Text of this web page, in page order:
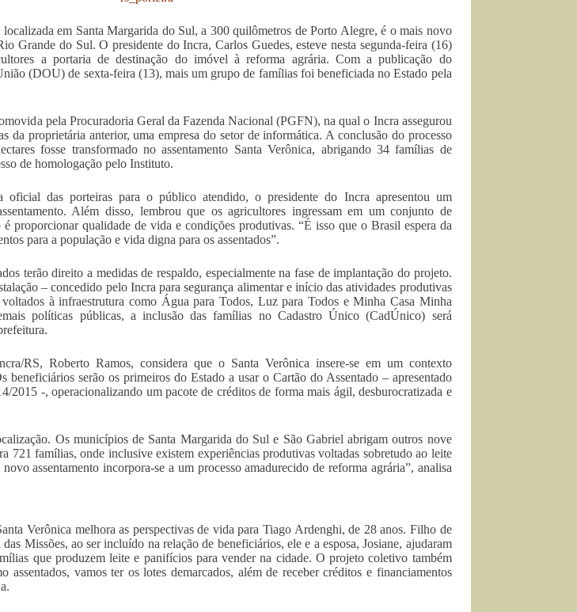
em Santa Margarida do Sul, a 300 quilômetros de Porto Alegre, é o mais novo
Grande do Sul. O presidente do Incra, Carlos Guedes, esteve nesta segunda-feira (16)
a portaria de destinação do imóvel à reforma agrária. Com a publicação do
(DOU) de sexta-feira (13), mais um grupo de famílias foi beneficiada no Estado pela
pela Procuradoria Geral da Fazenda Nacional (PGFN), na qual o Incra assegurou
da proprietária anterior, uma empresa do setor de informática. A conclusão do processo
fosse transformado no assentamento Santa Verônica, abrigando 34 famílias de
de homologação pelo Instituto.
oficial das porteiras para o público atendido, o presidente do Incra apresentou um
Além disso, lembrou que os agricultores ingressam em um conjunto de
proporcionar qualidade de vida e condições produtivas. “É isso que o Brasil espera da
para a população e vida digna para os assentados”.
terão direito a medidas de respaldo, especialmente na fase de implantação do projeto.
– concedido pelo Incra para segurança alimentar e início das atividades produtivas
voltados à infraestrutura como Água para Todos, Luz para Todos e Minha Casa Minha
políticas públicas, a inclusão das famílias no Cadastro Único (CadÚnico) será
RS, Roberto Ramos, considera que o Santa Verônica insere-se em um contexto
beneficiários serão os primeiros do Estado a usar o Cartão do Assentado – apresentado
2015 -, operacionalizando um pacote de créditos de forma mais ágil, desburocratizada e
Os municípios de Santa Margarida do Sul e São Gabriel abrigam outros nove
721 famílias, onde inclusive existem experiências produtivas voltadas sobretudo ao leite
assentamento incorpora-se a um processo amadurecido de reforma agrária”, analisa
Verônica melhora as perspectivas de vida para Tiago Ardenghi, de 28 anos. Filho de
Missões, ao ser incluído na relação de beneficiários, ele e a esposa, Josiane, ajudaram
que produzem leite e panifícios para vender na cidade. O projeto coletivo também
assentados, vamosteros lotes demarcados, além de receber créditos e financiamentos